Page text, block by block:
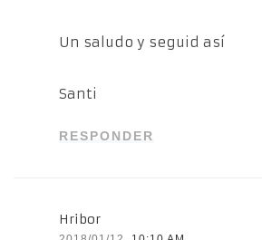
Un saludo y seguid así
Santi
RESPONDER
Hribor